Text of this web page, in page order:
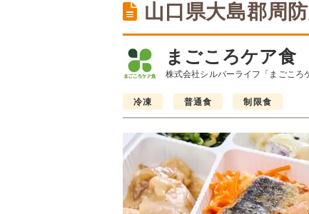
山口県大島郡周
まごころケア食
株式会社シルバーライフ「まごころ
冷凍 普通食 制限食